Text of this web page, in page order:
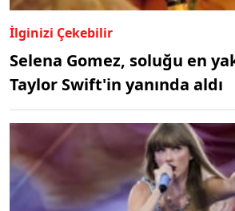
İlginizi Çekebilir
Selena Gomez, soluğu en
Taylor Swift'in yanında aldı